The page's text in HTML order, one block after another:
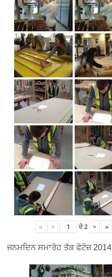
« < ਦੇ2 > »
ਜਨਮਦਿਨ ਸਮਾਰੋਹ ਤੱਕ ਫੋਟੋਜ਼ 2014